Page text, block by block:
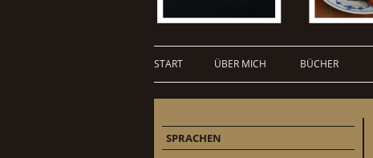
START ÜBER MICH BÜCHER
SPRACHEN